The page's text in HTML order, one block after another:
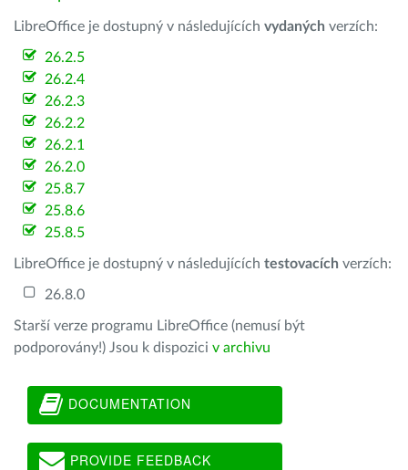
LibreOffice je dostupný v následujících vydaných verzích:
26.2.5
26.2.4
26.2.3
26.2.2
26.2.1
26.2.0
25.8.7
25.8.6
25.8.5
LibreOffice je dostupný v následujících testovacích verzích:
26.8.0
Starší verze programu LibreOffice (nemusí být
podporovány!) Jsou k dispozici v archivu
DOCUMENTATION
PROVIDE FEEDBACK